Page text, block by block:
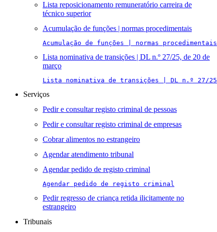
Lista reposicionamento remuneratório carreira de
técnico superior
Acumulação de funções | normas procedimentais
Acumulação de funções | normas procedimentais
Lista nominativa de transições | DL n.º 27/25, de 20 de
março
Lista nominativa de transições | DL n.º 27/
Serviços
Pedir e consultar registo criminal de pessoas
Pedir e consultar registo criminal de empresas
Cobrar alimentos no estrangeiro
Agendar atendimento tribunal
Agendar pedido de registo criminal
Agendar pedido de registo criminal
Pedir regresso de criança retida ilicitamente no
estrangeiro
Tribunais